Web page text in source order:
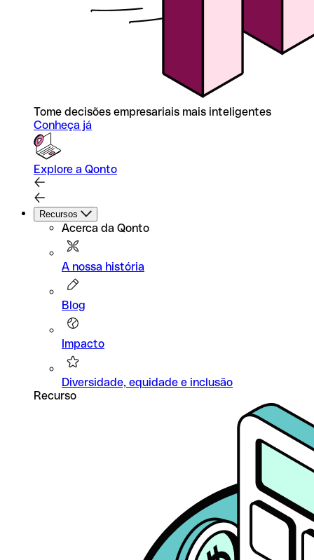
Tome decisões empresariais mais inteligentes
Conheça já
Explore a Qonto
Recursos
Acerca da Qonto
A nossa história
Blog
Impacto
Diversidade, equidade e inclusão
Recurso